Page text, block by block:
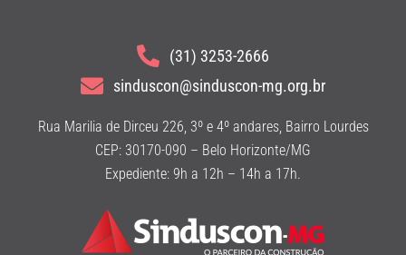
(31) 3253-2666
sinduscon@sinduscon-mg.org.br
Rua Marilia de Dirceu 226, 3º e 4º andares, Bairro Lourdes
CEP: 30170-090 – Belo Horizonte/MG
Expediente: 9h a 12h – 14h a 17h.